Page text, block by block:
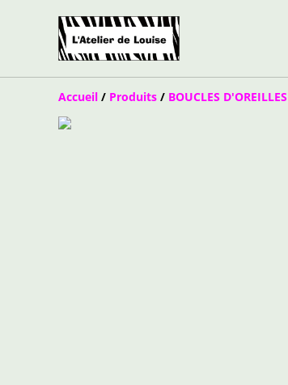
Accueil / Produits / BOUCLES D'OREILLES